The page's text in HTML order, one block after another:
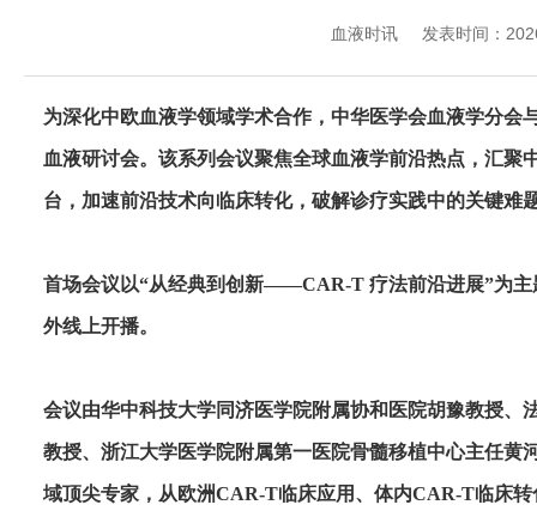
血液时讯 发表时间：
为深化中欧血液学领域学术合作，中华医学会血液学分
血液研讨会。该系列会议聚焦全球血液学前沿热点，汇
台，加速前沿技术向临床转化，破解诊疗实践中的关键难
首场会议以“从经典到创新——CAR-T 疗法前沿进展”为主
外线上开播。
会议由华中科技大学同济医学院附属协和医院胡豫教授
教授、浙江大学医学院附属第一医院骨髓移植中心主任黄
域顶尖专家，从欧洲CAR-T临床应用、体内CAR-T临床